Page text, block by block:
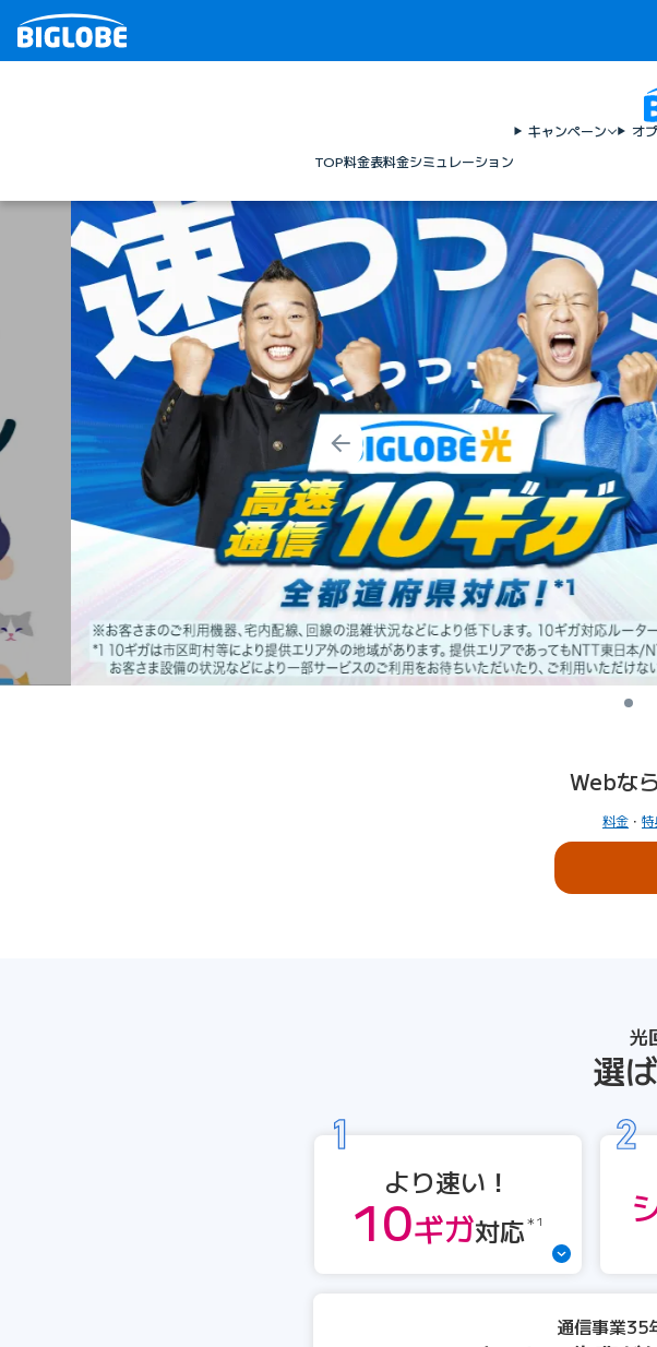
TOP料金表料金シミュレーション
キャンペーン
オ
Prev
Webな
料金 ・
光
選
より速い！
10ギガ対応 ＊1
通信事業35